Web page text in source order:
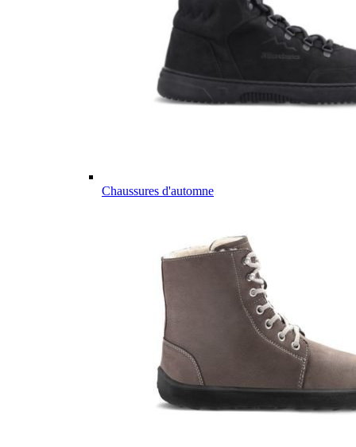
Chaussures d'automne